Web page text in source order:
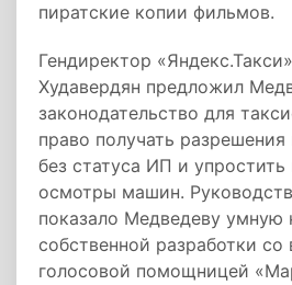
пиратские копии фильмов.
Гендиректор
Худавердян предложил
законодательство для
право получать разрешения
без статуса ИП и
осмотры машин.
показало Медведеву умную
собственной разработки со
голосовой помощницей